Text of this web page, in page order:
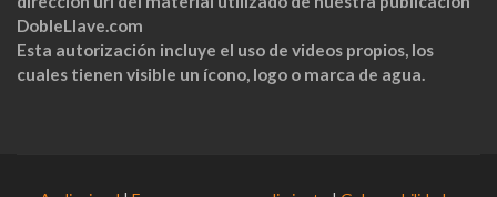
DobleLlave.com
Esta autorización incluye el uso de videos propios, los
cuales tienen visible un ícono, logo o marca de agua.